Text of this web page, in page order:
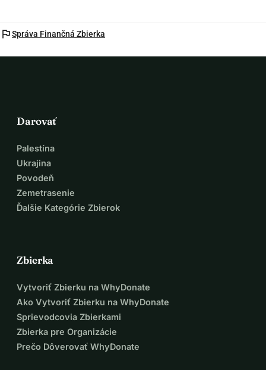
flagSpráva Finančná Zbierka
Darovať
Palestína
Ukrajina
Povodeň
Zemetrasenie
Ďalšie Kategórie Zbierok
Zbierka
Vytvoriť Zbierku na WhyDonate
Ako Vytvoriť Zbierku na WhyDonate
Sprievodcovia Zbierkami
Zbierka pre Organizácie
Prečo Dôverovať WhyDonate